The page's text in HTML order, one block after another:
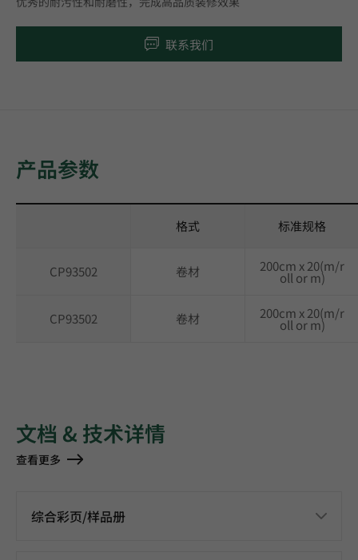
联系我们
产品参数
格式 标准规格
CP93502 卷材 200cm x 20(m/r
oll or m)
CP93502 卷材 200cm x 20(m/r
oll or m)
文档 & 技术详情
查看更多
综合彩页/样品册